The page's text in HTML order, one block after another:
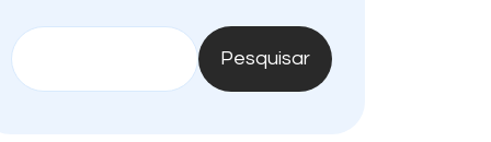
Pesquisar